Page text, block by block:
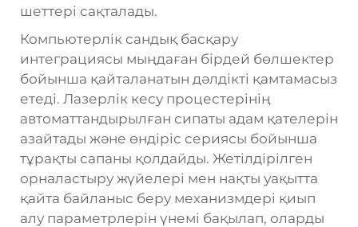
шеттері сақталады.
Компьютерлік сандық басқару
интеграциясы мыңдаған бірдей бөлшектер
бойынша қайталанатын дәлдікті қамтамасыз
етеді. Лазерлік кесу процестерінің
автоматтандырылған сипаты адам қателерін
азайтады және өндіріс сериясы бойынша
тұрақты сапаны қолдайды. Жетілдірілген
орналастыру жүйелері мен нақты уақытта
қайта байланыс беру механизмдері қиып
алу параметрлерін үнемі бақылап, оларды